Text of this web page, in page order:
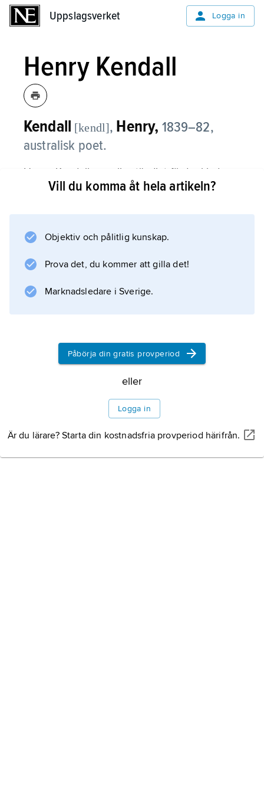
Uppslagsverket Logga in
Henry Kendall
Kendall [kendl], Henry, 1839–82,
australisk poet.
Henry Kendall, vars liv ständigt fördunklades
av familjebekymmer, alkoholism och
Australien. Hans mest folkkära dikter, som
the Bullock Driver”, återfinns i
Leaves from Australian Forests
(1869) och
Information om artikeln
Vill du komma åt hela artikeln?
Objektiv och pålitlig kunskap.
Prova det, du kommer att gilla det!
Marknadsledare i Sverige.
Påbörja din gratis provperiod
eller
Logga in
Är du lärare? Starta din kostnadsfria provperiod härifrån.